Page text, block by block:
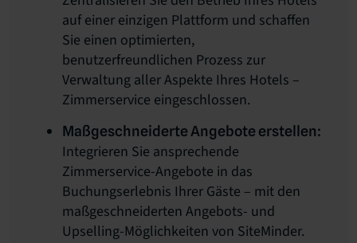
auf einer einzigen Plattform und schaffen
Sie einen optimierten,
benutzerfreundlichen Prozess zur
Verwaltung aller Aspekte Ihres Hotels –
Zimmerservice eingeschlossen.
Maßgeschneiderte Angebote erstellen:
Integrieren Sie ansprechende
Zimmerservice-Angebote in das
Buchungserlebnis Ihrer Gäste – mit den
maßgeschneiderten Angebots- und
Upselling-Möglichkeiten von SiteMinder.